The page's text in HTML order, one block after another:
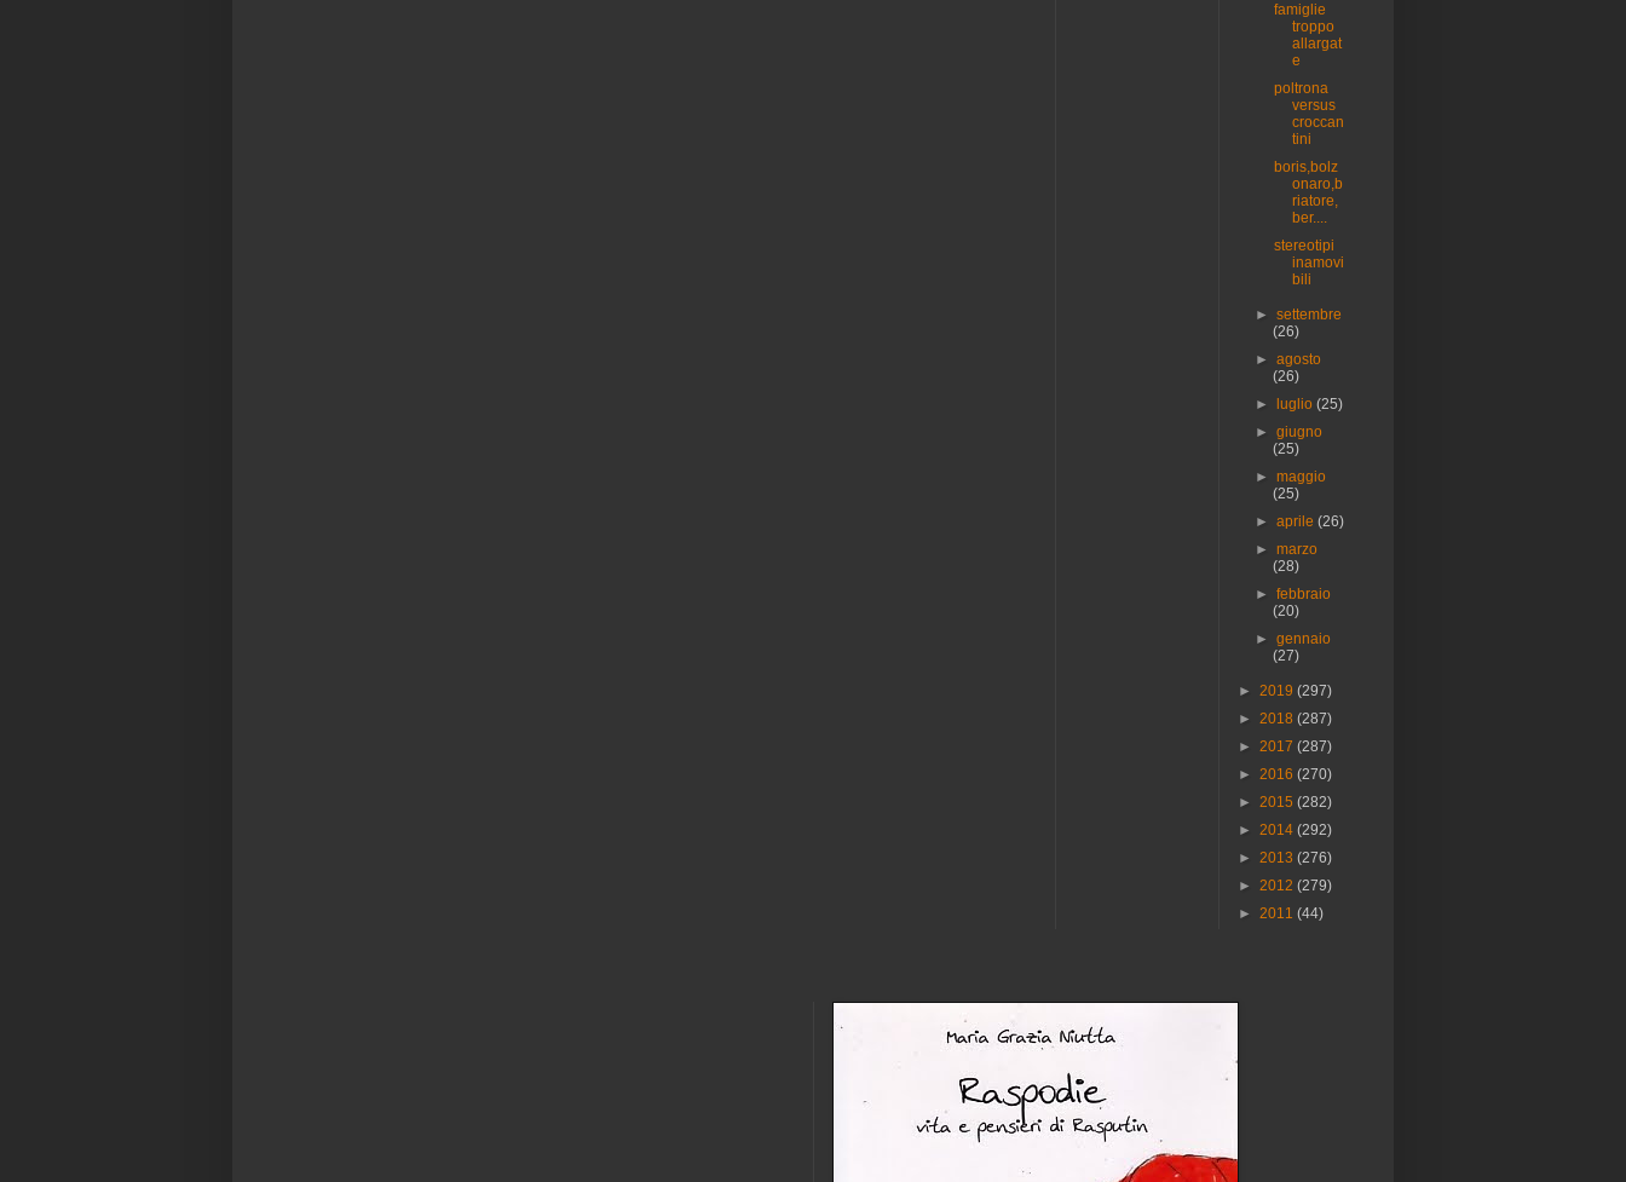
famiglie
troppo
allargat
e
poltrona
versus
croccan
tini
boris,bolz
onaro,b
riatore,
ber....
stereotipi
inamovi
bili
►settembre
(26)
►agosto
(26)
►
luglio(25)
►giugno
(25)
►maggio
(25)
►aprile(26)
►marzo
(28)
►febbraio
(20)
►gennaio
(27)
► 2019 (297)
► 2018 (287)
► 2017 (287)
► 2016 (270)
► 2015 (282)
► 2014 (292)
► 2013 (276)
► 2012 (279)
► 2011 (44)